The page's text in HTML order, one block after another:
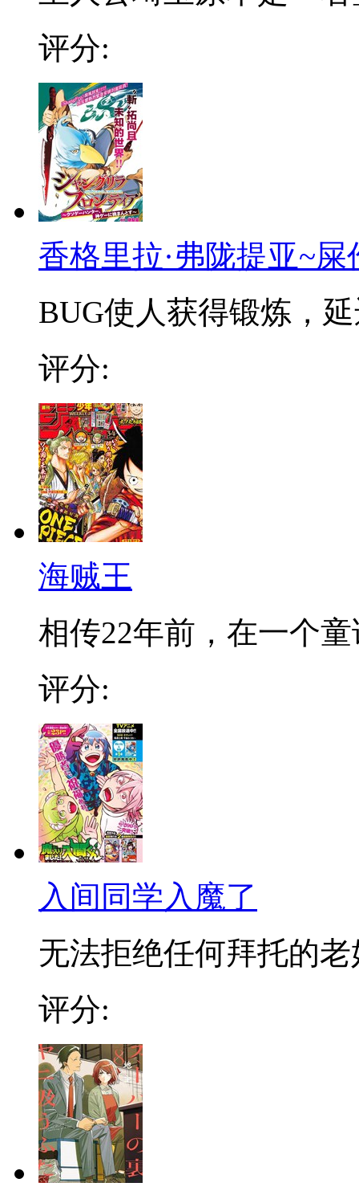
评分:
香格里拉·弗陇提亚~
BUG使人获得锻炼，
评分:
海贼王
相传22年前，在一个
评分:
入间同学入魔了
无法拒绝任何拜托的老
评分: